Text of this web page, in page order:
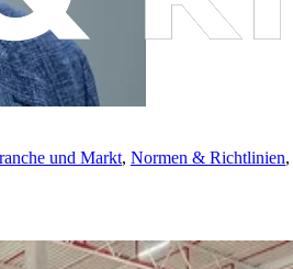
und Markt, Normen & Richtlinien,